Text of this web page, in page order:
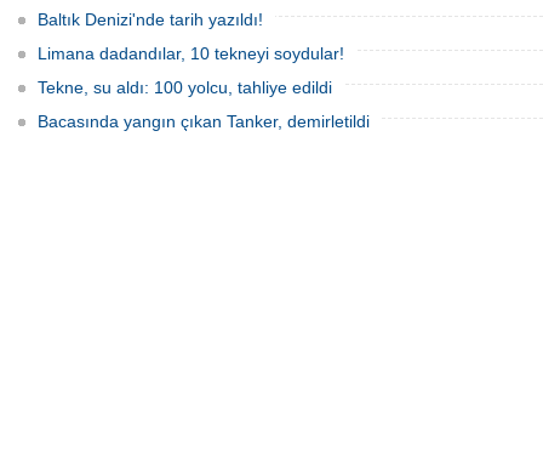
Baltık Denizi'nde tarih yazıldı!
Limana dadandılar, 10 tekneyi soydular!
Tekne, su aldı: 100 yolcu, tahliye edildi
Bacasında yangın çıkan Tanker, demirletildi